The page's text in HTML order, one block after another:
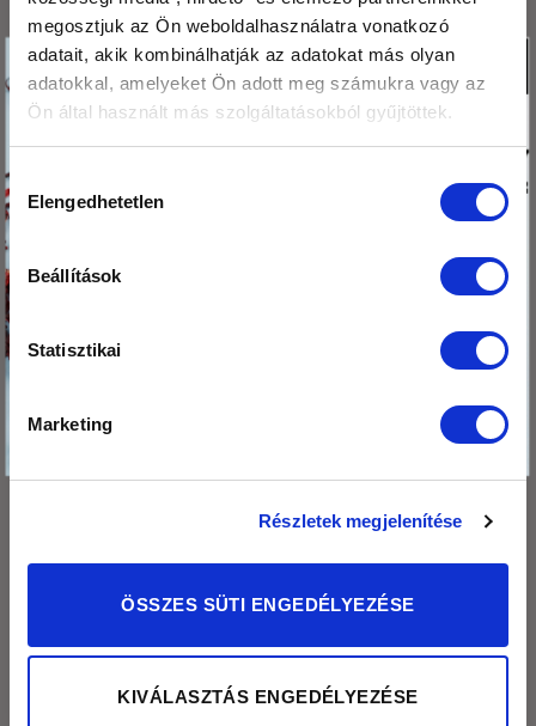
megosztjuk az Ön weboldalhasználatra vonatkozó
adatait, akik kombinálhatják az adatokat más olyan
adatokkal, amelyeket Ön adott meg számukra vagy az
Ön által használt más szolgáltatásokból gyűjtöttek.
Hozzájárulás
kiválasztása
Elengedhetetlen
Beállítások
Statisztikai
Marketing
Részletek megjelenítése
ÖSSZES SÜTI ENGEDÉLYEZÉSE
KIVÁLASZTÁS ENGEDÉLYEZÉSE
2026. augusztus
2026. július
2026. május
2026. február
2025. december
2025. november
2025. szeptember
2025. augusztus
2025. május
2025. április
Tedd a kosaradba
nehogy itt
felejtsd!
Köszönjük,hogy
olvasod a blogunkat!
Ezért
megajándékozunk egy
kis csomag hibiszkusz
virág teával!